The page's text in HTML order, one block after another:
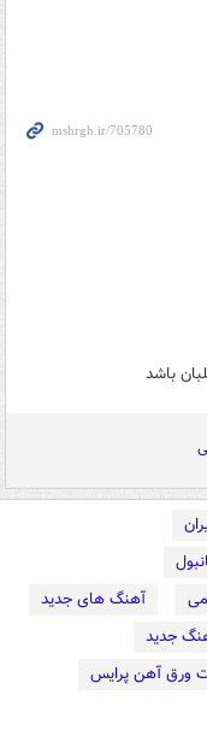
باشد
آهنگ های جدید
جدید
ورق آهن پرایس